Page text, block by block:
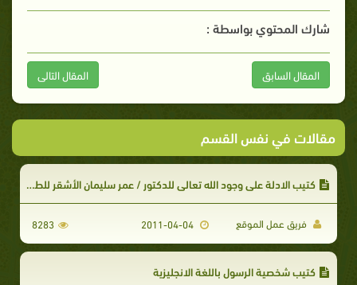
شارك المحتوي بواسطة :
المقال السابق المقال التالى
مقالات في نفس القسم
كتيب الادلة على وجود الله تعالى للدكتور / عمر سليمان الأشقر للطباعة و التحميل
فريق عمل الموقع 8283
كتيب شخصية الرسول باللغة الانجليزية